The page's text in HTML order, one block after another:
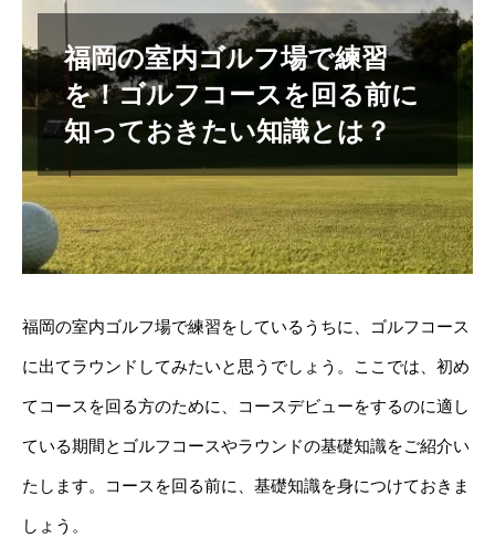
福岡の室内ゴルフ場で練習
を！ゴルフコースを回る前に
知っておきたい知識とは？
福岡の室内ゴルフ場で練習をしているうちに、ゴルフコース
に出てラウンドしてみたいと思うでしょう。ここでは、初め
てコースを回る方のために、コースデビューをするのに適し
ている期間とゴルフコースやラウンドの基礎知識をご紹介い
たします。コースを回る前に、基礎知識を身につけておきま
しょう。